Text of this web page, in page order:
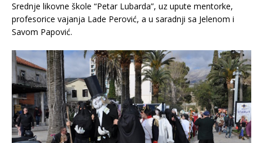
Srednje likovne škole “Petar Lubarda”, uz upute mentorke,
profesorice vajanja Lade Perović, a u saradnji sa Jelenom i
Savom Papović.